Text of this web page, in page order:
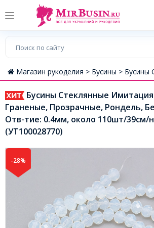
Магазин рукоделия > Бусины > Бусины
Бусины Стеклянные
Граненые, Прозрачные, Рондель,
Отв-тие: 0.4мм, около 110шт/39см/
(УТ100028770)
-28%